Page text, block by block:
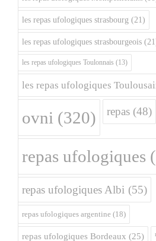
les repas ufologiques strasbourg (21)
les repas ufologiques strasbourgeois
les repas ufologiques Toulonnais (13)
les repas ufologiques
ovni (320) repas (48)
repas ufologiques
repas ufologiques Albi (55)
repas ufologiques argentine (18)
repas ufologiques Bordeaux (25)